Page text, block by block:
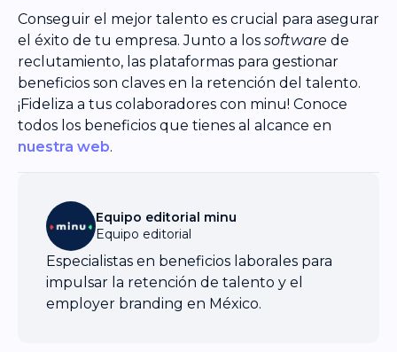
Conseguir el mejor talento es crucial para asegurar
el éxito de tu empresa. Junto a los software de
reclutamiento, las plataformas para gestionar
beneficios son claves en la retención del talento.
¡Fideliza a tus colaboradores con minu! Conoce
todos los beneficios que tienes al alcance en
nuestra web.
Equipo editorial minu
Equipo editorial
Especialistas en beneficios laborales para
impulsar la retención de talento y el
employer branding en México.